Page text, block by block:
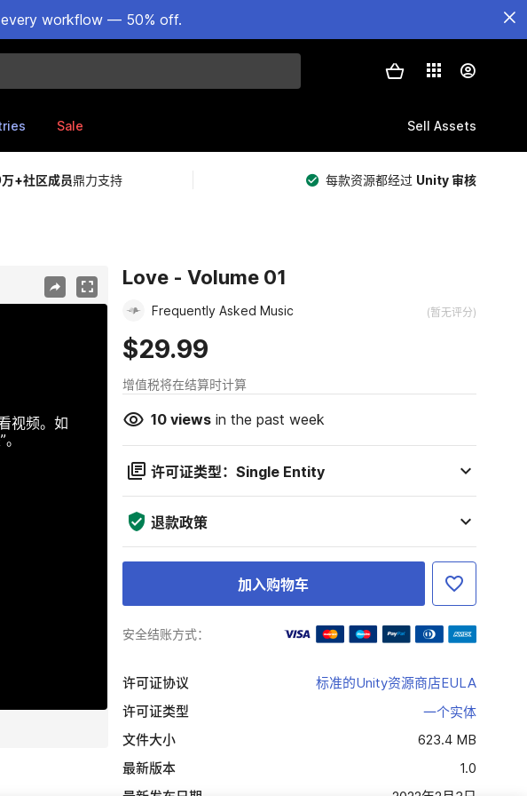
workflow — 50% off.
Sale Sell Assets
+社区成员鼎力支持 每款资源都经过 Unity 审核
视频。如
Love - Volume 01
Frequently Asked Music (暂无评分)
$29.99
增值税将在结算时计算
10viewsin the past week
许可证类型：Single Entity
退款政策
加入购物车
安全结账方式：
许可证协议
标准的Unity资源商店EULA
许可证类型
一个实体
文件大小
623.4 MB
最新版本
1.0